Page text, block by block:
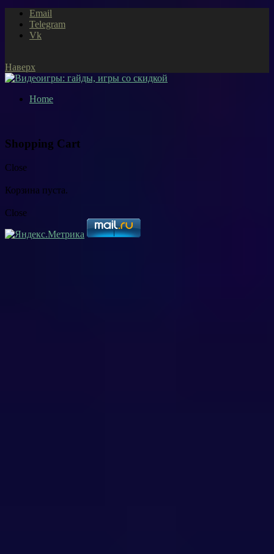
Email
Telegram
Vk
Наверх
Home
Shopping Cart
Close
Корзина пуста.
Close